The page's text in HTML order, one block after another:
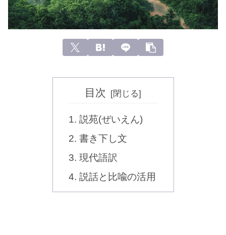
目次
説苑(ぜいえん)
書き下し文
現代語訳
説話と比喩の活用